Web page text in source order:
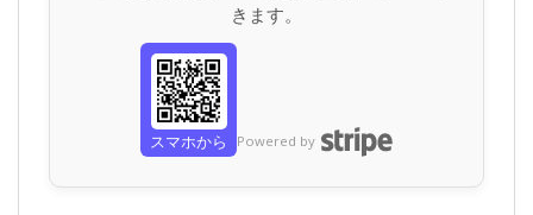
きます。
スマホから Powered by